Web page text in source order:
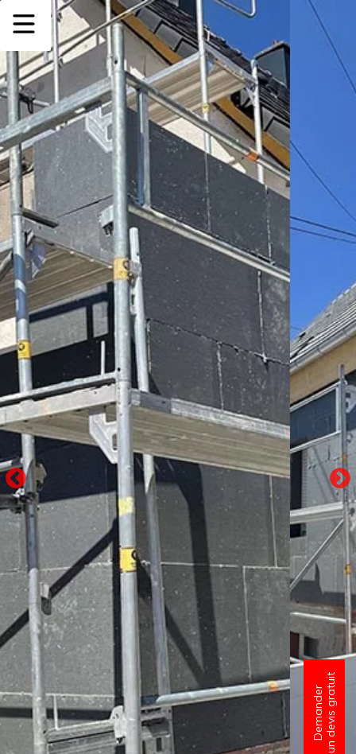
Demanderun devis gratuit